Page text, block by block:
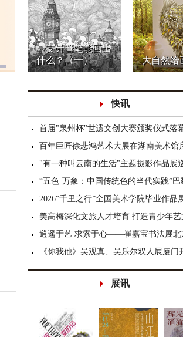
一支针管笔能画出
什么？（一）
大自然给
快讯
首届"泉州杯"世遗文创大赛颁奖仪式落
百年巨匠徐悲鸿艺术大展在湖南美术馆
"有一种叫云南的生活"主题摄影作品展
“五色·万象：中国传统色的当代实践”巴
2026“千里之行”全国美术学院毕业作品
美高梅深化文旅人才培育 打造青少年
逍遥于艺 求索于心——崔嘉宝书法展北
《你我他》吴观真、吴乐尔双人展厦门
展讯